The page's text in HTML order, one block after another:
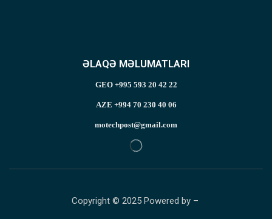
ƏLAQƏ MƏLUMATLARI
GEO +995 593 20 42 22
AZE +994 70 230 40 06
motechpost@gmail.com
Copyright © 2025 Powered by –